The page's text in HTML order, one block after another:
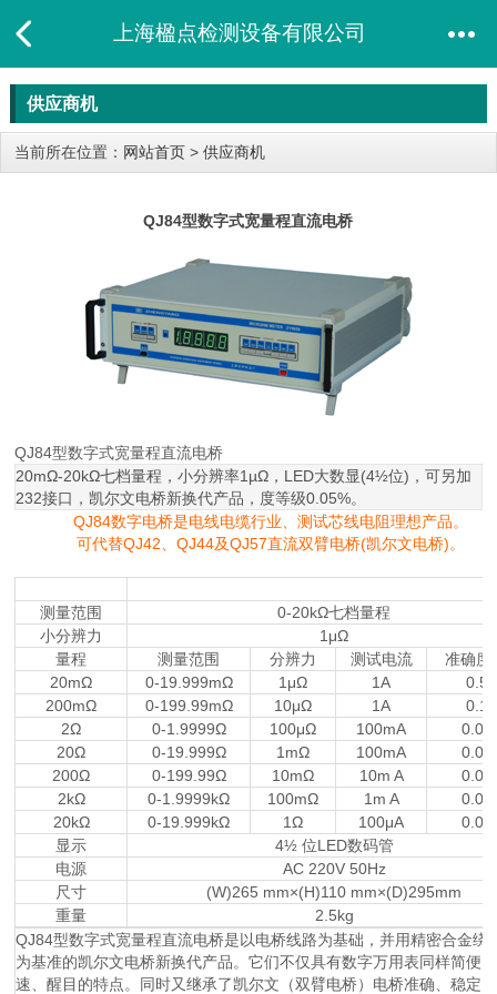
上海楹点检测设备有限公司
供应商机
当前所在位置： 网站首页 > 供应商机
QJ84型数字式宽量程直流电桥
QJ84型数字式宽量程直流电桥
QJ84数字电桥是电线电缆行业、测试芯线电阻理想产品。
可代替QJ42、QJ44及QJ57直流双臂电桥(凯尔文电桥)。
测量范围
0-20kΩ七档量程
小分辨力
量程
测量范围 分辨力 测试电流
准确
20mΩ
0-19.999mΩ 1μΩ 1A
200mΩ
0-199.99mΩ 10μΩ 1A
2Ω
0-1.9999Ω 100μΩ 100mA
20Ω
1mΩ 100mA
200Ω
10mΩ 10m A
2kΩ
0-1.9999kΩ 100mΩ 1m A
20kΩ
显示
4½ 位LED数码管
电源
AC 220V 50Hz
尺寸
(W)265 mm×(H)110 mm×(D)295mm